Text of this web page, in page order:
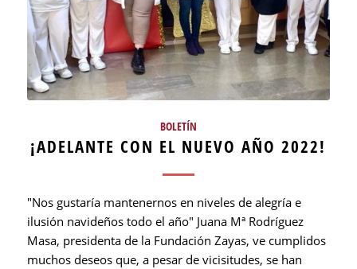
BOLETÍN
¡ADELANTE CON EL NUEVO AÑO 2022!
"Nos gustaría mantenernos en niveles de alegría e
ilusión navideños todo el año" Juana Mª Rodríguez
Masa, presidenta de la Fundación Zayas, ve cumplidos
muchos deseos que, a pesar de vicisitudes, se han